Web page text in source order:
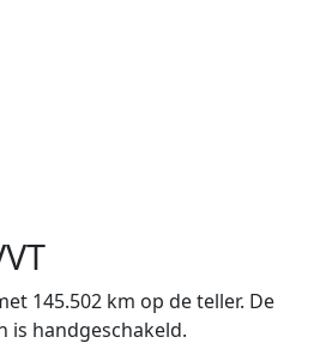
145.502 km op de teller. De
is handgeschakeld.